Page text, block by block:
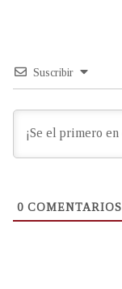
Suscribir
0 COMENTARIOS